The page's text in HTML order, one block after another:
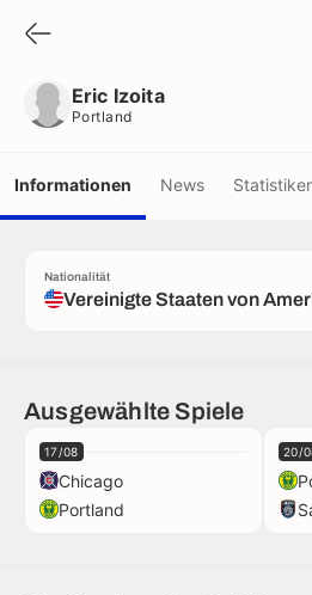
Eric Izoita
Portland
Informationen News
Nationalität
Vereinigte Staaten von
Ausgewählte Spiele
17/08
Chicago
Portland
20/